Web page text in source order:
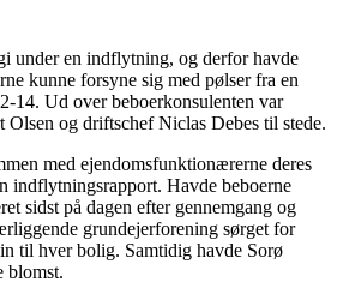
under en indflytning, og derfor havde
kunne forsyne sig med pølser fra en
14. Ud over beboerkonsulenten var
Olsen og driftschef Niclas Debes til stede.
med ejendomsfunktionærerne deres
indflytningsrapport. Havde beboerne
sidst på dagen efter gennemgang og
grundejerforening sørget for
til hver bolig. Samtidig havde Sorø
blomst.